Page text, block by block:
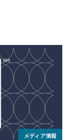
メディア情報